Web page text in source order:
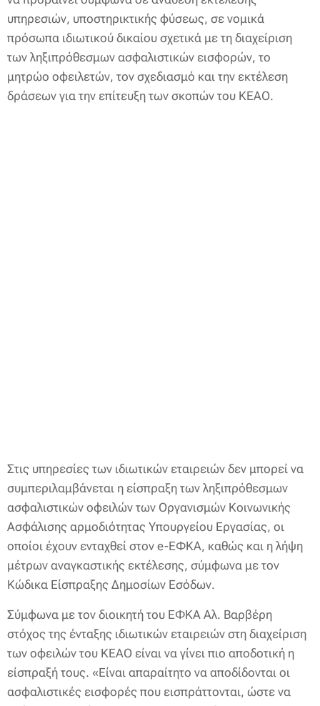
υπηρεσιών, υποστηρικτικής φύσεως, σε νομικά
πρόσωπα ιδιωτικού δικαίου σχετικά με τη διαχείριση
των ληξιπρόθεσμων ασφαλιστικών εισφορών, το
μητρώο οφειλετών, τον σχεδιασμό και την εκτέλεση
δράσεων για την επίτευξη των σκοπών του ΚΕΑΟ.
Στις υπηρεσίες των ιδιωτικών εταιρειών δεν μπορεί να
συμπεριλαμβάνεται η είσπραξη των ληξιπρόθεσμων
ασφαλιστικών οφειλών των Οργανισμών Κοινωνικής
Ασφάλισης αρμοδιότητας Υπουργείου Εργασίας, οι
οποίοι έχουν ενταχθεί στον e-ΕΦΚΑ, καθώς και η λήψη
μέτρων αναγκαστικής εκτέλεσης, σύμφωνα με τον
Κώδικα Είσπραξης Δημοσίων Εσόδων.
Σύμφωνα με τον διοικητή του ΕΦΚΑ Αλ. Βαρβέρη
στόχος της ένταξης ιδιωτικών εταιρειών στη διαχείριση
των οφειλών του ΚΕΑΟ είναι να γίνει πιο αποδοτική η
είσπραξή τους. «Είναι απαραίτητο να αποδίδονται οι
ασφαλιστικές εισφορές που εισπράττονται, ώστε να